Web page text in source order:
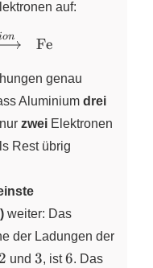
auf:
on Fe
genau
Aluminium drei
zwei Elektronen
Rest übrig
weiter: Das
der Ladungen der
2
2 und 3
3, ist6
6. Das